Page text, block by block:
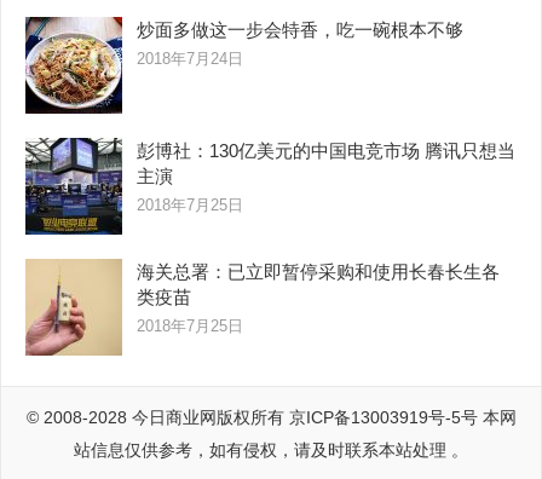
炒面多做这一步会特香，吃一碗根本不够
2018年7月24日
彭博社：130亿美元的中国电竞市场 腾讯只想当
主演
2018年7月25日
海关总署：已立即暂停采购和使用长春长生各
类疫苗
2018年7月25日
© 2008-2028 今日商业网版权所有 京ICP备13003919号-5号本网
站信息仅供参考，如有侵权，请及时联系本站处理 。